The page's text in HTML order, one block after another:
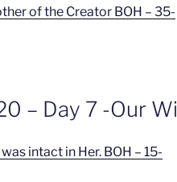
of the Creator BOH – 35-
– Day 7 -Our
intact in Her. BOH – 15-